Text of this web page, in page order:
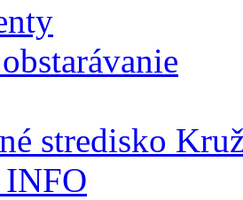
stredisko